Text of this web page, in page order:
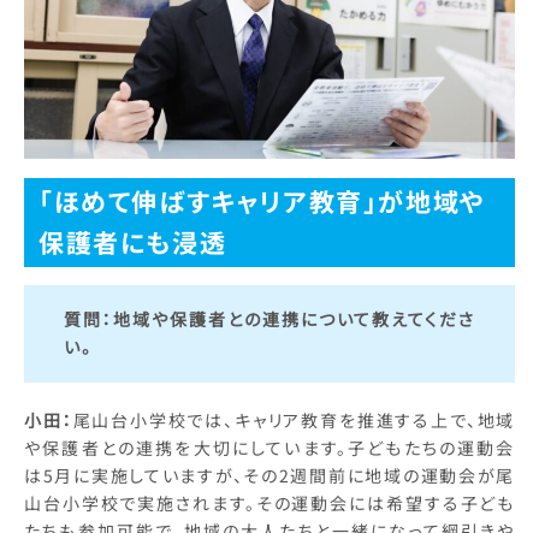
「ほめて伸ばすキャリア教育」が地域や
保護者にも浸透
質問：地域や保護者との連携について教えてくださ
い。
小田： 尾山台小学校では、キャリア教育を推進する上で、地域
や保護者との連携を大切にしています。子どもたちの運動会
は5月に実施していますが、その2週間前に地域の運動会が尾
山台小学校で実施されます。その運動会には希望する子ども